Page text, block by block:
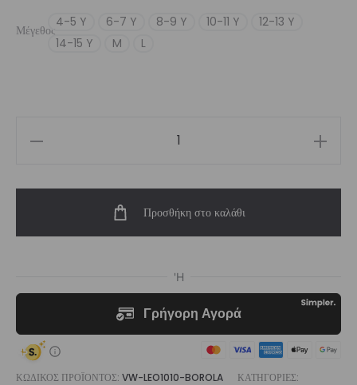
Μέγεθος
4-5 Y 6-7 Y 8-9 Y 10-11 Y
12-13 Y
14-15 Y
M L
Vasiliki
Προσθήκη στο καλάθι
ΚΩΔΙΚΌΣ ΠΡΟΪΌΝΤΟΣ: VW-LEO1010-BOROLA
ΚΑΤΗΓΟΡΊΕΣ: